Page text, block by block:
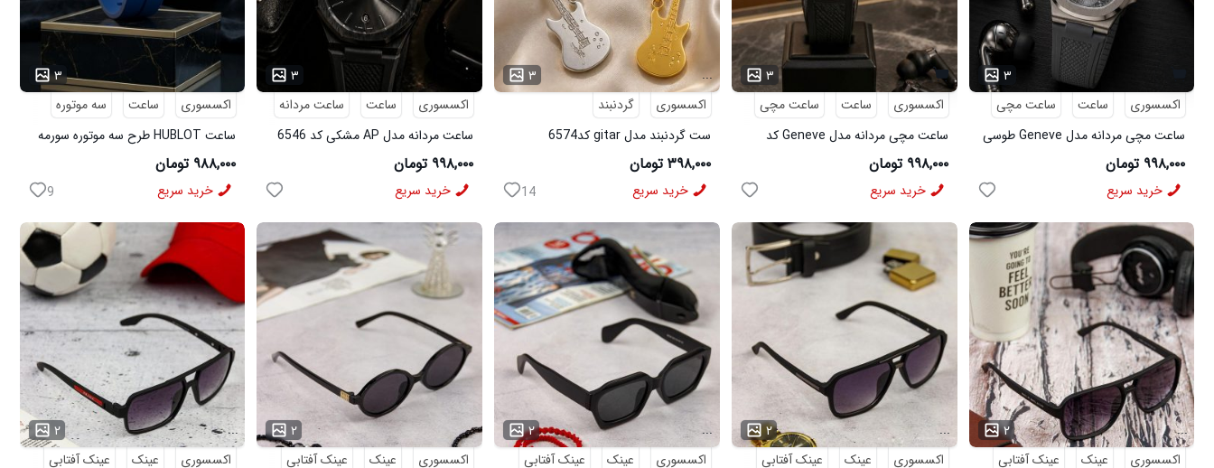
۳
اکسسوری
ساعت
ساعت مچی
ساعت مچی مردانه مدل Geneve طوسی
کد6564
۹۹۸,۰۰۰ تومان
خرید سریع
۳
اکسسوری
ساعت
ساعت مچی
ساعت مچی مردانه مدل Geneve کد
6562
۹۹۸,۰۰۰ تومان
خرید سریع
۳
...
اکسسوری
گردنبند
ست گردنبند مدل gitar کد6574
۳۹۸,۰۰۰ تومان
خرید سریع 14
۳
...
اکسسوری
ساعت
ساعت مردانه
ساعت مردانه مدل AP مشکی کد 6546
۹۹۸,۰۰۰ تومان
خرید سریع
۳
اکسسوری
ساعت
سه موتوره
ساعت HUBLOT طرح سه موتوره سورمه
ای کد 6559
۹۸۸,۰۰۰ تومان
خرید سریع 9
۲
...
اکسسوری
عینک عینک آفتابی
۲
...
اکسسوری
عینک عینک آفتابی
۲
...
اکسسوری
عینک عینک آفتابی
۲
...
اکسسوری
عینک عینک آفتابی
۲
...
اکسسوری
عینک عینک آفتابی